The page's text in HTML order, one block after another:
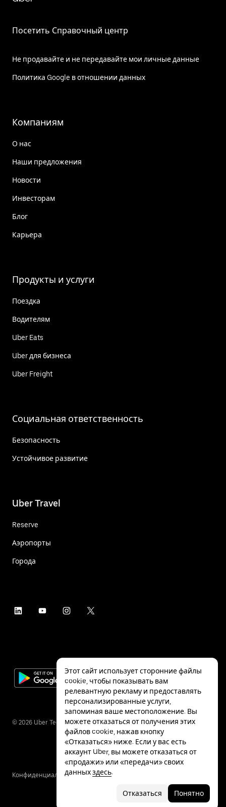
Посетить Справочный центр
Не продавайте и не передавайте мои личные данные
Политика Google в отношении данных
Компаниям
О нас
Наши предложения
Новости
Инвесторам
Блог
Карьера
Продукты и услуги
Поездка
Водителям
Uber Eats
Uber для бизнеса
Uber Freight
Социальная ответственность
Безопасность
Устойчивое развитие
Uber Travel
Reserve
Аэропорты
Города
© 2026 Uber Technologies Inc.
КонфиденциальностьСпециальные
Этот сайт использует сторонние файлы
cookie, чтобы показывать вам
релевантную рекламу и предоставлять
персонализированные услуги,
запоминая ваше местоположение. Вы
можете отказаться от получения этих
файлов cookie, нажав кнопку
«Отказаться» ниже. Если у вас есть
аккаунт Uber, вы можете отказаться от
«продажи» или «передачи» своих
данныхздесь.
Отказаться Понятно